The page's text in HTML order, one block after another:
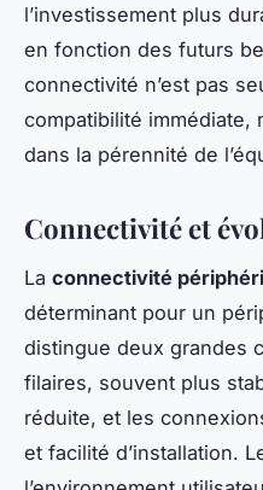
l’investissement plus
en fonction des futurs
connectivité n’est pas
compatibilité immédiate,
dans la pérennité de
Connectivité et
La connectivité
déterminant pour un
distingue deux grandes
filaires, souvent plus
réduite, et les
et facilité d’installation.